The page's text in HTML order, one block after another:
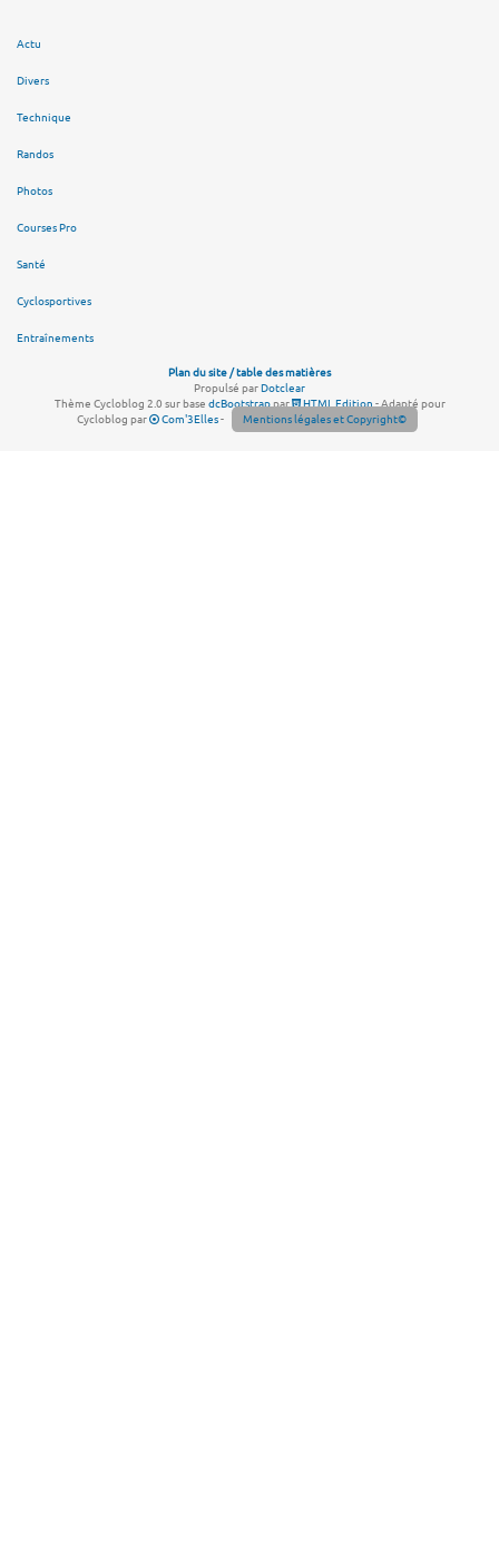
Actu
Divers
Technique
Randos
Photos
Courses Pro
Santé
Cyclosportives
Entraînements
Plan du site / table des matières
Propulsé parDotclear
Thème Cycloblog 2.0 sur base dcBootstrappar HTML Edition- Adapté pour
Cycloblog par
Com'3Elles- Mentions légales et Copyright©